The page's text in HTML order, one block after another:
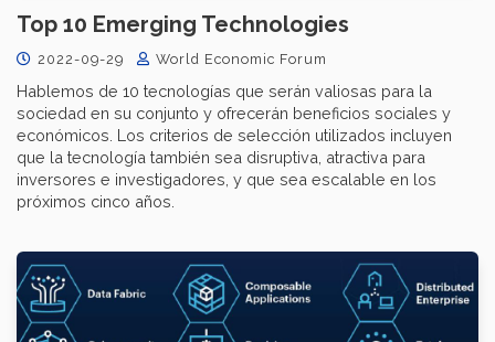
Top 10 Emerging Technologies
2022-09-29 World Economic Forum
Hablemos de 10 tecnologías que serán valiosas para la
sociedad en su conjunto y ofrecerán beneficios sociales y
económicos. Los criterios de selección utilizados incluyen
que la tecnología también sea disruptiva, atractiva para
inversores e investigadores, y que sea escalable en los
próximos cinco años.